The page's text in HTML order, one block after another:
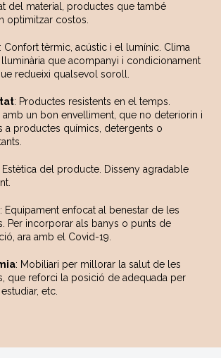
del material, productes que també
optimitzar costos.
: Confort tèrmic, acústic i el lumínic. Clima
lluminària que acompanyi i condicionament
redueixi qualsevol soroll.
: Productes resistents en el temps.
amb un bon envelliment, que no deteriorin i
a productes químics, detergents o
Estètica del producte. Disseny agradable
: Equipament enfocat al benestar de les
Per incorporar als banys o punts de
ara amb el Covid-19.
: Mobiliari per millorar la salut de les
que reforci la posició de adequada per
etc.